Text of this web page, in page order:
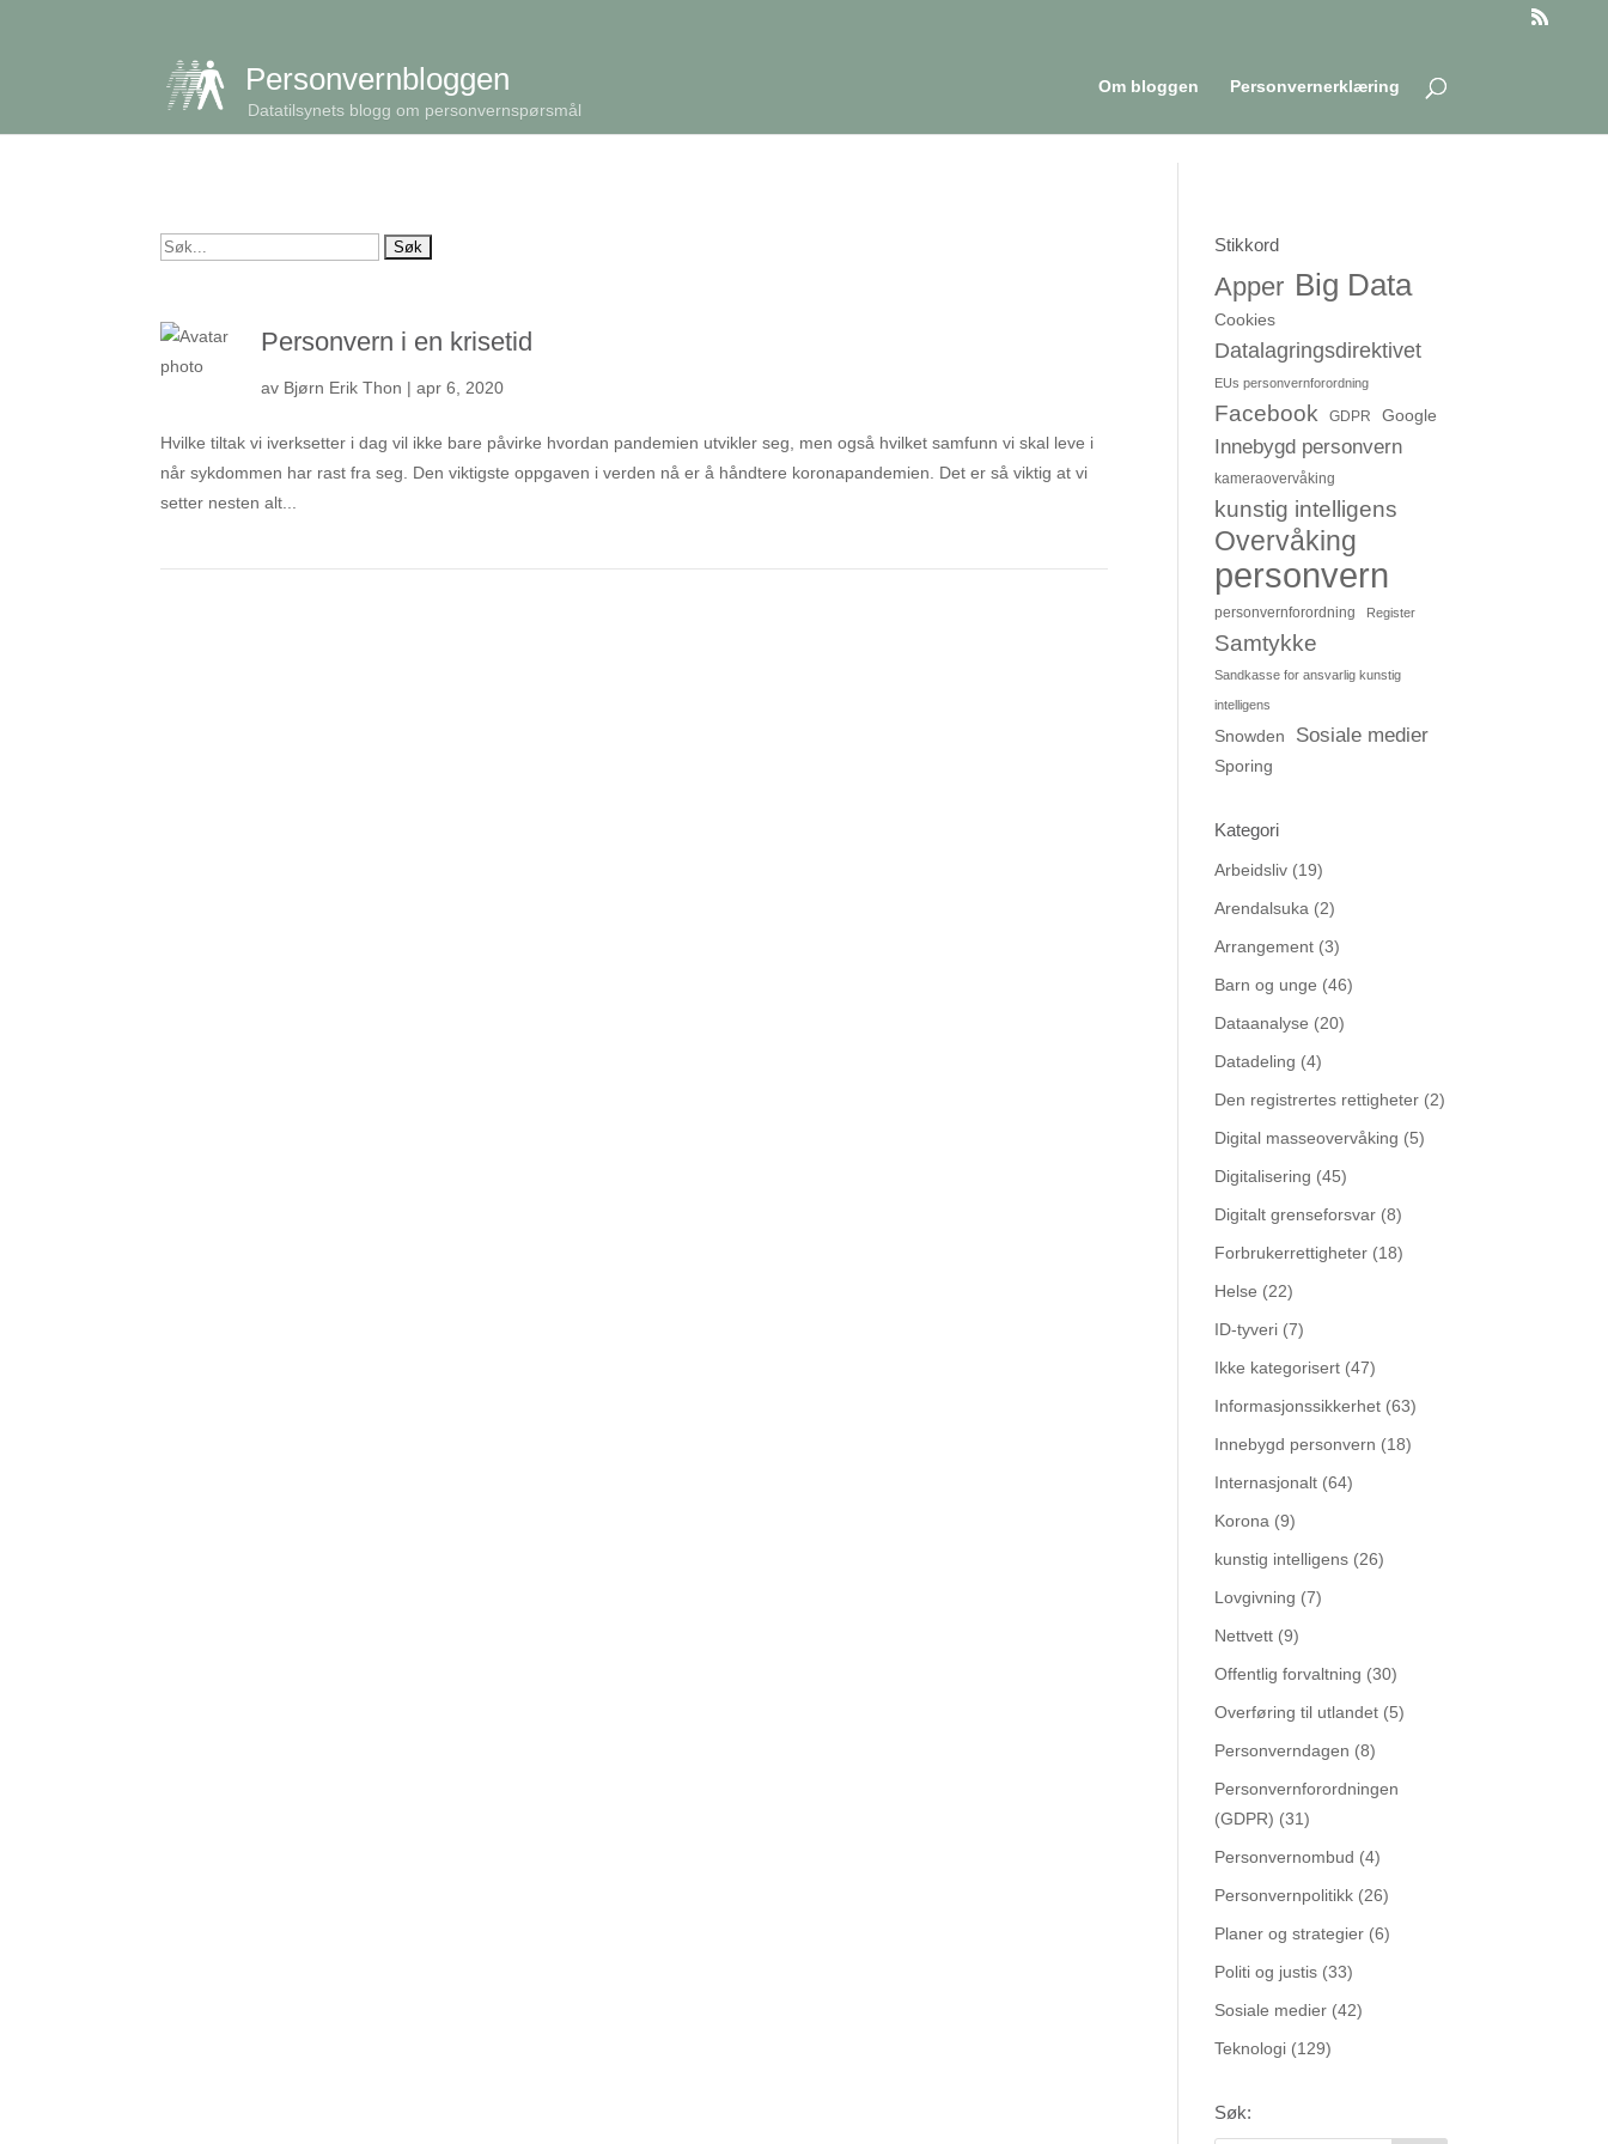
Personvernbloggen
Datatilsynets blogg om personvernspørsmål
Om bloggen Personvernerklæring
Søk
Personvern i en krisetid
av Bjørn Erik Thon |apr 6, 2020
Hvilke tiltak vi iverksetter i dag vil ikke bare påvirke hvordan pandemien utvikler seg, men også hvilket samfunn vi skal leve i
når sykdommen har rast fra seg. Den viktigste oppgaven i verden nå er å håndtere koronapandemien. Det er så viktig at vi
setter nesten alt...
Stikkord
Apper Big Data
Cookies
Datalagringsdirektivet
EUs personvernforordning
Facebook GDPR Google
Innebygd personvern
kameraovervåking
kunstig intelligens
Overvåking
personvern
personvernforordning Register
Samtykke
Sandkasse for ansvarlig kunstig
intelligens
Snowden Sosiale medier
Sporing
Kategori
Arbeidsliv (19)
Arendalsuka (2)
Arrangement (3)
Barn og unge (46)
Dataanalyse (20)
Datadeling (4)
Den registrertes rettigheter (2)
Digital masseovervåking (5)
Digitalisering (45)
Digitalt grenseforsvar (8)
Forbrukerrettigheter (18)
Helse (22)
ID-tyveri (7)
Ikke kategorisert (47)
Informasjonssikkerhet (63)
Innebygd personvern (18)
Internasjonalt (64)
Korona (9)
kunstig intelligens (26)
Lovgivning (7)
Nettvett (9)
Offentlig forvaltning (30)
Overføring til utlandet (5)
Personverndagen (8)
Personvernforordningen
(GDPR) (31)
Personvernombud (4)
Personvernpolitikk (26)
Planer og strategier (6)
Politi og justis (33)
Sosiale medier (42)
Teknologi (129)
Søk: